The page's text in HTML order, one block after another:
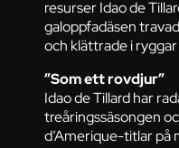
resurser Idao de
galoppfadäsen
och klättrade i
”Som ett rovdjur”
Idao de Tillard har
treåringssäsongen
d’Amerique-titlar på